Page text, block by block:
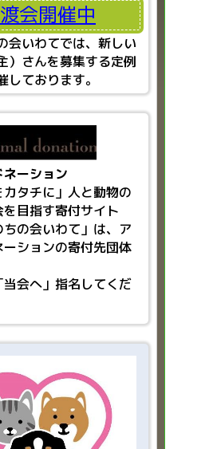
会開催中
会いわてでは、新しい
）さんを募集する定例
しております。
ネーション
カタチに」人と動物の
目指す寄付サイト
ちの会いわて」は、ア
ーションの寄付先団体
会へ」指名してくだ